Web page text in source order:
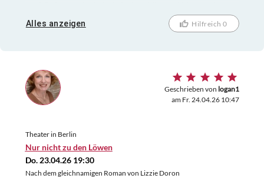
in wenigen ruhigen Momenten ahnt man, wie der
Abend hätte sein können. Weissert hat selbst auch
daneben.
Alles anzeigen Hilfreich 0
Geschrieben von logan1
am Fr. 24.04.26 10:47
Theater in Berlin
Nur nicht zu den Löwen
Do. 23.04.26 19:30
Nach dem gleichnamigen Roman von Lizzie Doron